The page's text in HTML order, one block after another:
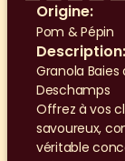
Origine:
Pom & Pépin
Description:
Granola
Deschamps
Offrez à vos
savoureux,
véritable